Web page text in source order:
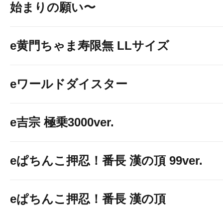
始まりの願い〜
e黄門ちゃま寿限無 LLサイズ
eワールドダイスター
e吉宗 極乗3000ver.
eぱちんこ押忍！番長 漢の頂 99ver.
eぱちんこ押忍！番長 漢の頂